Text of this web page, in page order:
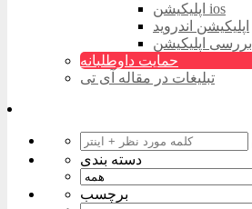
اپلیکیشن ios
اپلیکیشن اندروید
بررسی اپلیکیشن
حمایت داوطلبانه
تبلیغات در مقاله آی تی
دسته بندی
برچسب